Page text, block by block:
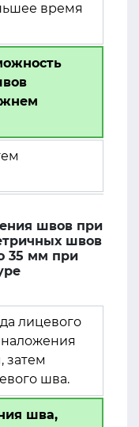
время
швов при
швов
35 мм при
лицевого
наложения
затем
шва.
шва,